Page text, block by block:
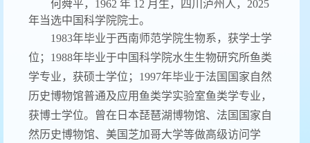
何舜平，1962 年 12 月生，四川泸州人，2025
年当选中国科学院院士。
1983年毕业于西南师范学院生物系，获学士学
位；1988年毕业于中国科学院水生生物研究所鱼类
学专业，获硕士学位；1997年毕业于法国国家自然
历史博物馆普通及应用鱼类学实验室鱼类学专业，
获博士学位。曾在日本琵琶湖博物馆、法国国家自
然历史博物馆、美国芝加哥大学等做高级访问学